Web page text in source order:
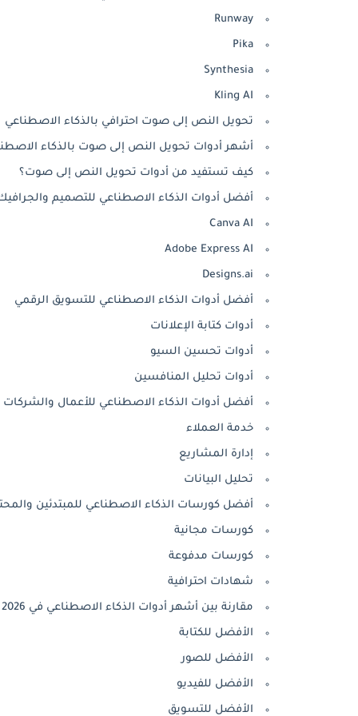
Runway
Pika
Synthesia
Kling AI
تحويل النص إلى صوت احترافي بالذكاء الاصطناعي
أشهر أدوات تحويل النص إلى صوت بالذكاء
كيف تستفيد من أدوات تحويل النص إلى صوت؟
أفضل أدوات الذكاء الاصطناعي للتصميم
Canva AI
Adobe Express AI
Designs.ai
أفضل أدوات الذكاء الاصطناعي للتسويق الرقمي
أدوات كتابة الإعلانات
أدوات تحسين السيو
أدوات تحليل المنافسين
أفضل أدوات الذكاء الاصطناعي للأعمال والشركات
خدمة العملاء
إدارة المشاريع
تحليل البيانات
أفضل كورسات الذكاء الاصطناعي للمبتدئين
كورسات مجانية
كورسات مدفوعة
شهادات احترافية
مقارنة بين أشهر أدوات الذكاء الاصطناعي في 2026
الأفضل للكتابة
الأفضل للصور
الأفضل للفيديو
الأفضل للتسويق